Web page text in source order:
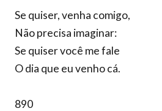
Se quiser, venha comigo,
Não precisa imaginar:
Se quiser você me fale
O dia que eu venho cá.
890